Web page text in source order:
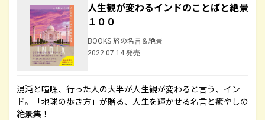
人生観が変わるインドのことばと絶景
１００
BOOKS 旅の名言＆絶景
2022.07.14 発売
混沌と喧噪、行った人の大半が人生観が変わると言う、イン
ド。「地球の歩き方」が贈る、人生を輝かせる名言と癒やしの
絶景集！